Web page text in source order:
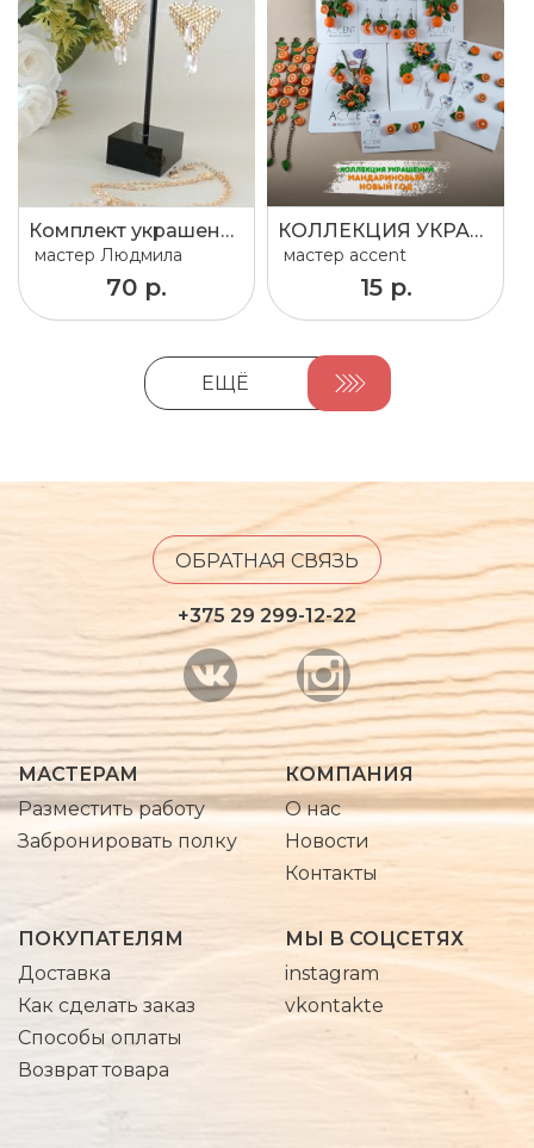
Комплект украшений
мастер Людмила
70 р.
КОЛЛЕКЦИЯ УКРАШЕНИЙ «МАНДАРИНОВЫЙ НОВЫЙ ГОД»
мастер accent
15 р.
ЕЩЁ
ОБРАТНАЯ СВЯЗЬ
+375 29 299-12-22
МАСТЕРАМ
Разместить работу
Забронировать полку
КОМПАНИЯ
О нас
Новости
Контакты
ПОКУПАТЕЛЯМ
Доставка
Как сделать заказ
Способы оплаты
Возврат товара
МЫ В СОЦСЕТЯХ
instagram
vkontakte